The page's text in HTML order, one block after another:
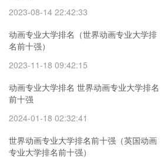
2023-08-14 22:42:33
动画专业大学排名（世界动画专业大学排
名前十强）
2023-11-18 09:42:15
动画专业大学排名 世界动画专业大学排名
前十强
2024-01-18 02:32:41
世界动画专业大学排名前十强（英国动画
专业大学排名前十强）